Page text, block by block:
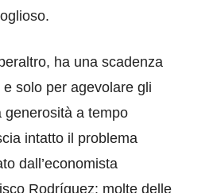
ha una scadenza
solo per agevolare gli
generosità a tempo
intatto il problema
dall’economista
Rodríguez: molte delle